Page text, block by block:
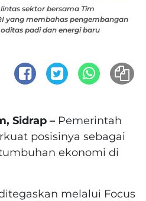
sektor bersama Tim
yang membahas pengembangan
padi dan energi baru
Sidrap – Pemerintah
posisinya sebagai
ekonomi di
melalui Focus